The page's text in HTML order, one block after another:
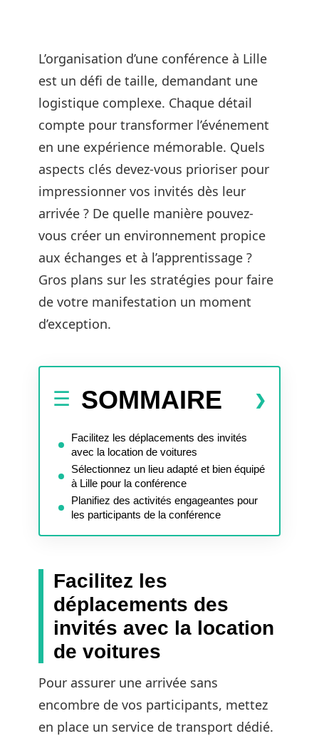
L’organisation d’une conférence à Lille
est un défi de taille, demandant une
logistique complexe. Chaque détail
compte pour transformer l’événement
en une expérience mémorable. Quels
aspects clés devez-vous prioriser pour
impressionner vos invités dès leur
arrivée ? De quelle manière pouvez-
vous créer un environnement propice
aux échanges et à l’apprentissage ?
Gros plans sur les stratégies pour faire
de votre manifestation un moment
d’exception.
SOMMAIRE
Facilitez les déplacements des invités
avec la location de voitures
Sélectionnez un lieu adapté et bien équipé
à Lille pour la conférence
Planifiez des activités engageantes pour
les participants de la conférence
Facilitez les
déplacements des
invités avec la location
de voitures
Pour assurer une arrivée sans
encombre de vos participants, mettez
en place un service de transport dédié.